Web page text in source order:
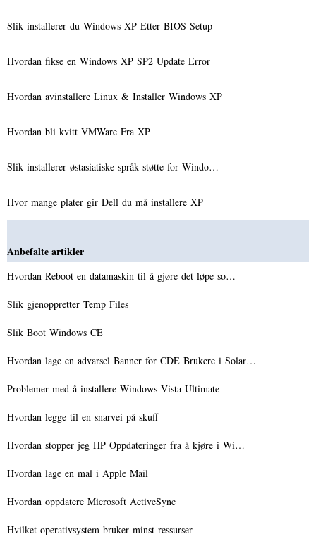
Slik installerer du Windows XP Etter BIOS Setup
Hvordan fikse en Windows XP SP2 Update Error
Hvordan avinstallere Linux & Installer Windows XP
Hvordan bli kvitt VMWare Fra XP
Slik installerer østasiatiske språk støtte for Windo…
Hvor mange plater gir Dell du må installere XP
Anbefalte artikler
Hvordan Reboot en datamaskin til å gjøre det løpe so…
Slik gjenoppretter Temp Files
Slik Boot Windows CE
Hvordan lage en advarsel Banner for CDE Brukere i Solar…
Problemer med å installere Windows Vista Ultimate
Hvordan legge til en snarvei på skuff
Hvordan stopper jeg HP Oppdateringer fra å kjøre i Wi…
Hvordan lage en mal i Apple Mail
Hvordan oppdatere Microsoft ActiveSync
Hvilket operativsystem bruker minst ressurser